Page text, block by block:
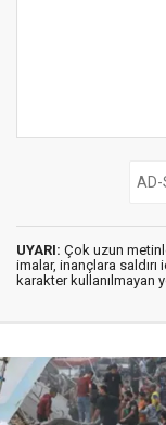
UYARI: Çok uzun
imalar, inançlara saldırı
karakter kullanılmayan